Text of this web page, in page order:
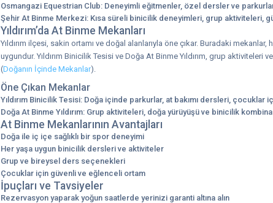
Osmangazi Equestrian Club: Deneyimli eğitmenler, özel dersler ve
Şehir At Binme Merkezi: Kısa süreli binicilik deneyimleri, grup aktiviteleri,
Yıldırım’da At Binme Mekanları
Yıldırım ilçesi, sakin ortamı ve doğal alanlarıyla öne çıkar. Buradaki
uygundur. Yıldırım Binicilik Tesisi ve Doğa At Binme Yıldırım, grup
(Doğanın İçinde Mekanlar).
Öne Çıkan Mekanlar
Yıldırım Binicilik Tesisi: Doğa içinde parkurlar, at bakımı dersleri, çocuklar
Doğa At Binme Yıldırım: Grup aktiviteleri, doğa yürüyüşü ve binicilik
At Binme Mekanlarının Avantajları
Doğa ile iç içe sağlıklı bir spor deneyimi
Her yaşa uygun binicilik dersleri ve aktiviteler
Grup ve bireysel ders seçenekleri
Çocuklar için güvenli ve eğlenceli ortam
İpuçları ve Tavsiyeler
Rezervasyon yaparak yoğun saatlerde yerinizi garanti altına alın